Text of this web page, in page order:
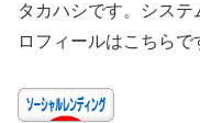
タカハシです。シス
ロフィールはこちら